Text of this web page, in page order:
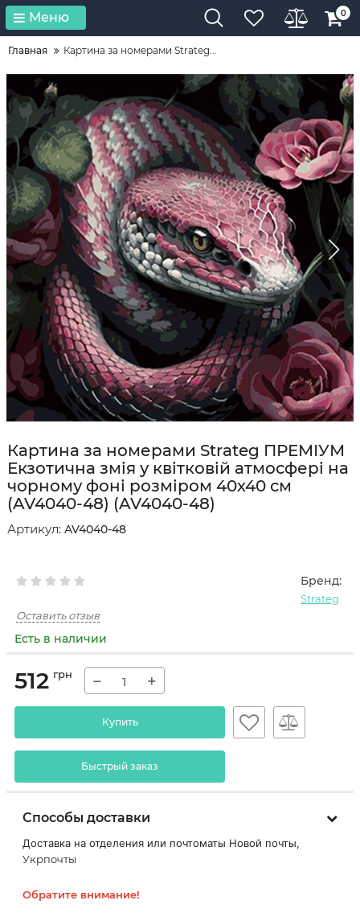
Меню 0
Главная Картина за номерами Strateg...
Картина за номерами Strateg ПРЕМІУМ
Екзотична змія у квітковій атмосфері на
чорному фоні розміром 40х40 см
(AV4040-48) (AV4040-48)
Артикул: AV4040-48
Бренд:
Strateg
Оставить отзыв
Есть в наличии
512 грн − +
Купить
Быстрый заказ
Способы доставки
Доставка на отделения или почтоматы Новой почты,
Укрпочты
Обратите внимание!